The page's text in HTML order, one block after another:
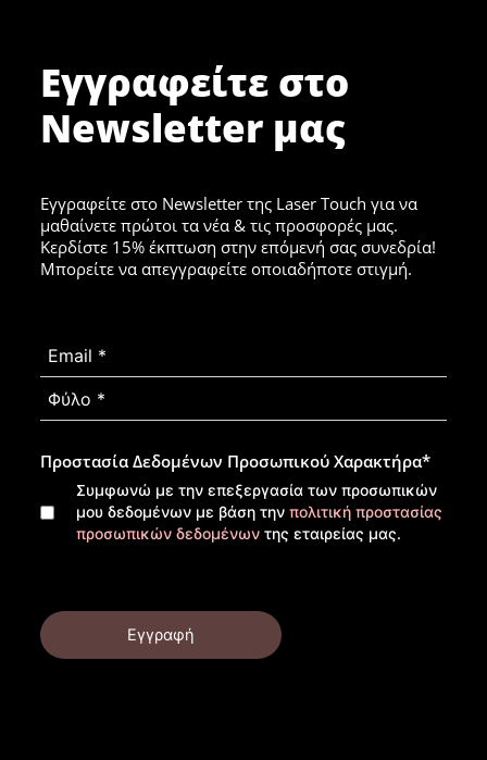
Εγγραφείτε στο
Newsletter μας
Εγγραφείτε στο Newsletter της Laser Touch για να
μαθαίνετε πρώτοι τα νέα & τις προσφορές μας.
Κερδίστε 15% έκπτωση στην επόμενή σας συνεδρία!
Μπορείτε να απεγγραφείτε οποιαδήποτε στιγμή.
Προστασία Δεδομένων Προσωπικού Χαρακτήρα*
Συμφωνώ με την επεξεργασία των προσωπικών
μου δεδομένων με βάση την πολιτική προστασίας
προσωπικών δεδομένων της εταιρείας μας.
Εγγραφή